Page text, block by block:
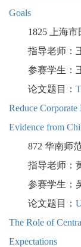
Goals
1825
上海
指导老师：
参赛学生：
论文题目：
Reduce
Evidence from
872 华南师
指导老师：
参赛学生：
论文题目：
The Role of
Expectations